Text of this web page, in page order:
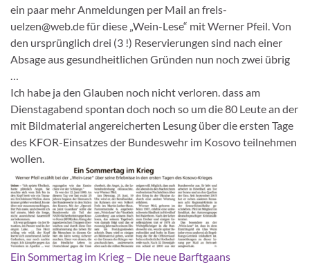
ein paar mehr Anmeldungen per Mail an frels-
uelzen@web.de für diese „Wein-Lese“ mit Werner Pfeil. Von
den ursprünglich drei (3 !) Reservierungen sind nach einer
Absage aus gesundheitlichen Gründen nun noch zwei übrig
Ich habe ja den Glauben noch nicht verloren. dass am
Dienstagabend spontan doch noch so um die 80 Leute an der
mit Bildmaterial angereicherten Lesung über die ersten Tage
des KFOR-Einsatzes der Bundeswehr im Kosovo teilnehmen
wollen.
Ein Sommertag im Krieg – Die neue Barftgaans